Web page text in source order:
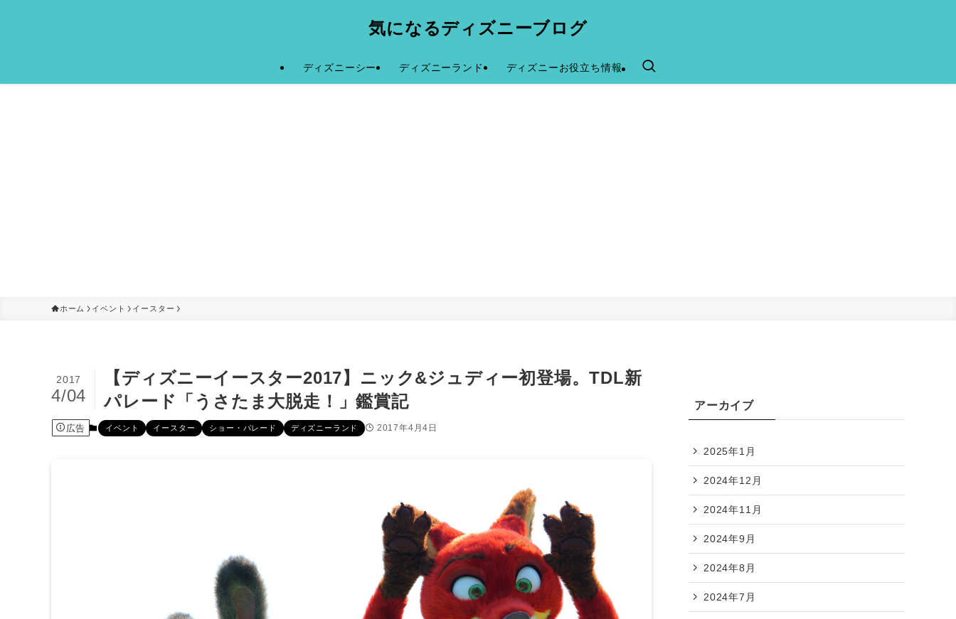
気になるディズニーブログ
ディズニーシー ディズニーランド ディズニーお役立ち情報
ホーム イベント イースター
【ディズニーイースター2017】ニック&ジュディー初登場。TDL新
パレード「うさたま大脱走！」鑑賞記
2017
4/04
広告 イベント イースター ショー・パレード ディズニーランド 2017年4月4日
アーカイブ
2025年1月
2024年12月
2024年11月
2024年9月
2024年8月
2024年7月